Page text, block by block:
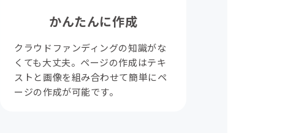
かんたんに作成
クラウドファンディングの知識がな
くても大丈夫。ページの作成はテキ
ストと画像を組み合わせて簡単にペ
ージの作成が可能です。